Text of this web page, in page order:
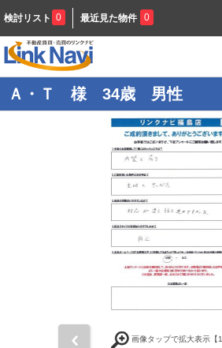
検討リスト 0 最近見た物件 0
Ａ・Ｔ 様 34歳 男性
画像タップで拡大表示【1